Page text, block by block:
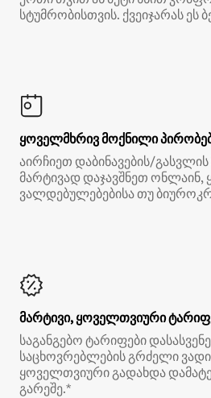
სტუმრობისთვის. ქვეიჯარას ეს
ყოველმხრივ მოქნილი
აირჩიეთ დაბინავების/
მარტივად დაჯავშნეთ ონლაინ,
ვალდებულებებისა თუ
მარტივი, ყოველთვიური
საგანგებო ტარიფები
საცხოვრებლების გრძელი
ყოველთვიური გადახდა
გარეშე.*